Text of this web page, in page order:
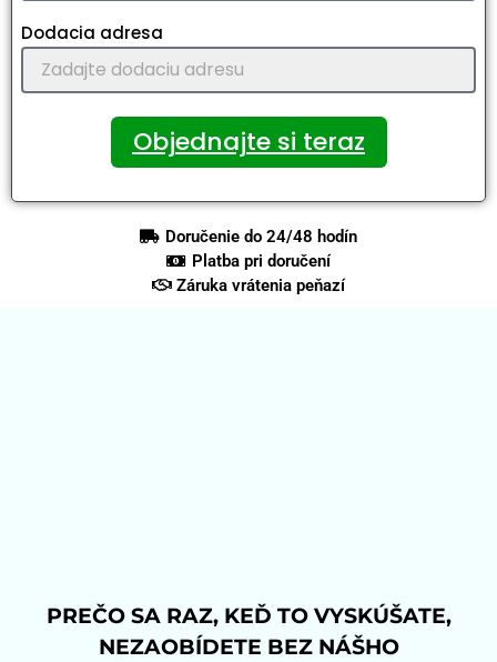
Dodacia adresa
Objednajte si teraz
Doručenie do 24/48 hodín
Platba pri doručení
Záruka vrátenia peňazí
PREČO SA RAZ, KEĎ TO VYSKÚŠATE,
NEZAOBÍDETE BEZ NÁŠHO